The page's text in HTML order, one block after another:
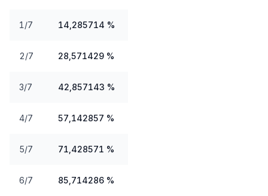
1/7 14,285714 %
2/7 28,571429 %
3/7 42,857143 %
4/7 57,142857 %
5/7 71,428571 %
6/7 85,714286 %